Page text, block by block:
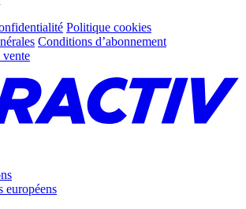
Politique cookies
Conditions d’abonnement
européens